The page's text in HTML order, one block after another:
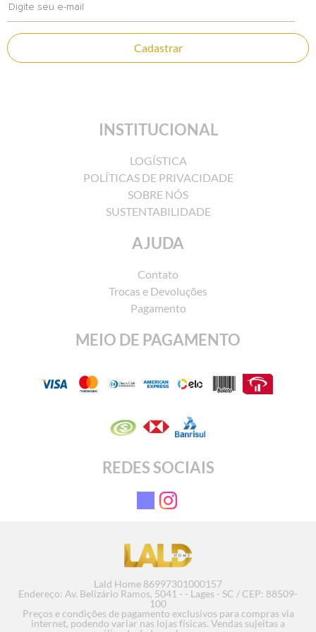
Caixa Livro Metalasse
COMPRAR
Cadastrar
INSTITUCIONAL
LOGÍSTICA
POLÍTICAS DE PRIVACIDADE
SOBRE NÓS
SUSTENTABILIDADE
AJUDA
Contato
Trocas e Devoluções
Pagamento
MEIO DE PAGAMENTO
REDES SOCIAIS
Lald Home 86997301000157
Endereço: Av. Belizário Ramos, 5041 - - Lages - SC / CEP: 88509-
100
Preços e condições de pagamento exclusivos para compras via
internet, podendo variar nas lojas físicas. Vendas sujeitas a